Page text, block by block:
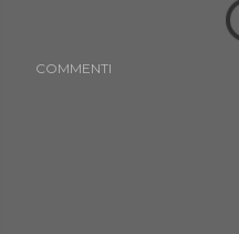
COMMENTI